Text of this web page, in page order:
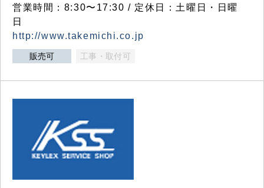
営業時間：8:30〜17:30 / 定休日：土曜日・日曜
日
http://www.takemichi.co.jp
販売可 工事・取付可